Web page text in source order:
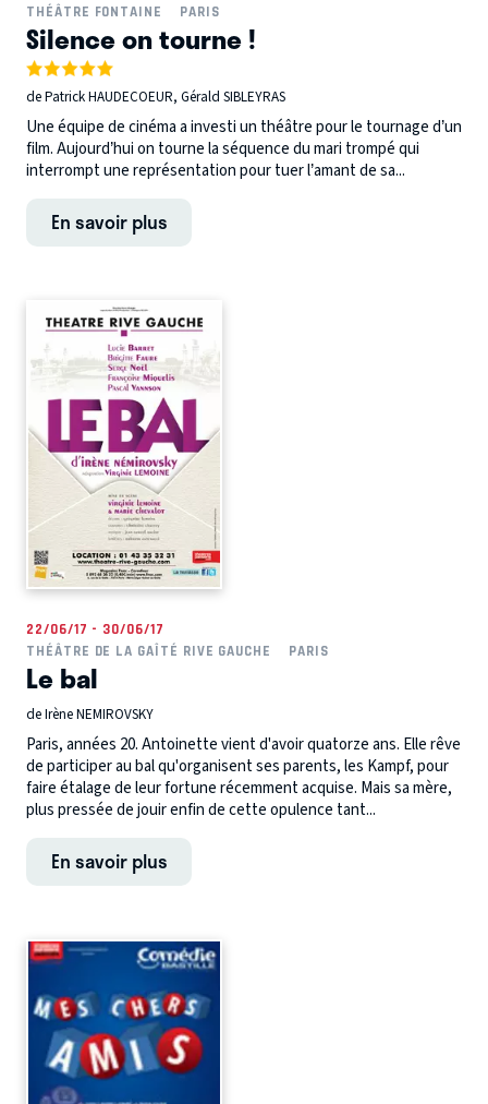
THÉÂTRE FONTAINE
PARIS
Silence on tourne !
de Patrick HAUDECOEUR, Gérald SIBLEYRAS
Une équipe de cinéma a investi un théâtre pour le tournage d’un
film. Aujourd’hui on tourne la séquence du mari trompé qui
interrompt une représentation pour tuer l’amant de sa...
En savoir plus
22/06/17 - 30/06/17
THÉÂTRE DE LA GAÎTÉ RIVE GAUCHE
PARIS
Le bal
de Irène NEMIROVSKY
Paris, années 20. Antoinette vient d'avoir quatorze ans. Elle rêve
de participer au bal qu'organisent ses parents, les Kampf, pour
faire étalage de leur fortune récemment acquise. Mais sa mère,
plus pressée de jouir enfin de cette opulence tant...
En savoir plus